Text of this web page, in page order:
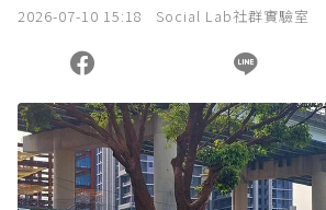
2026-07-10 15:18 Social Lab社群實驗室